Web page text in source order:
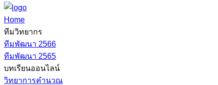
Home
ทีมวิทยากร
ทีมพัฒนา 2566
ทีมพัฒนา 2565
บทเรียนออนไลน์
วิทยาการคำนวณ